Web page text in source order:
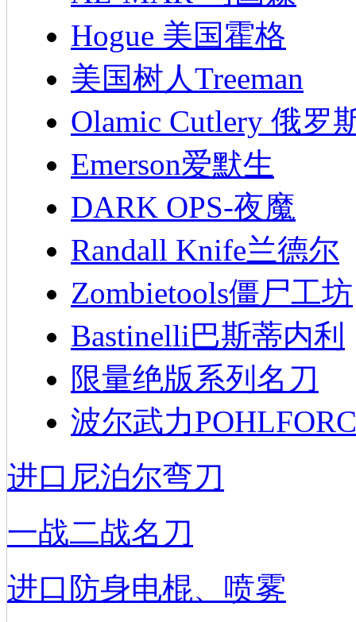
Hogue 美国霍格
美国树人Treeman
Olamic Cutlery 俄罗
Emerson爱默生
DARK OPS-夜魔
Randall Knife兰德尔
Zombietools僵尸工坊
Bastinelli巴斯蒂内利
限量绝版系列名刀
波尔武力
进口尼泊尔弯刀
一战二战名刀
进口防身电棍、喷雾